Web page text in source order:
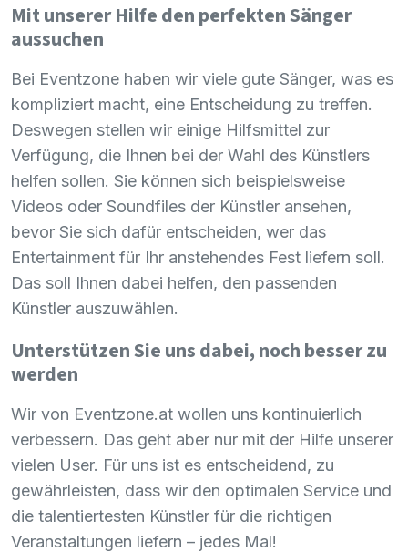
Mit unserer Hilfe den perfekten Sänger
aussuchen
Bei Eventzone haben wir viele gute Sänger, was es
kompliziert macht, eine Entscheidung zu treffen.
Deswegen stellen wir einige Hilfsmittel zur
Verfügung, die Ihnen bei der Wahl des Künstlers
helfen sollen. Sie können sich beispielsweise
Videos oder Soundfiles der Künstler ansehen,
bevor Sie sich dafür entscheiden, wer das
Entertainment für Ihr anstehendes Fest liefern soll.
Das soll Ihnen dabei helfen, den passenden
Künstler auszuwählen.
Unterstützen Sie uns dabei, noch besser zu
werden
Wir von Eventzone.at wollen uns kontinuierlich
verbessern. Das geht aber nur mit der Hilfe unserer
vielen User. Für uns ist es entscheidend, zu
gewährleisten, dass wir den optimalen Service und
die talentiertesten Künstler für die richtigen
Veranstaltungen liefern – jedes Mal!